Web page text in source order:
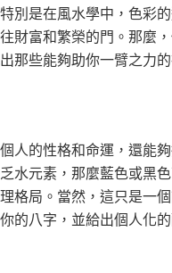
別是在風水學中，色彩
財富和繁榮的門。那麼
那些能夠助你一臂之力的
人的性格和命運，還能
水元素，那麼藍色或黑
格局。當然，這只是一
的八字，並給出個人化